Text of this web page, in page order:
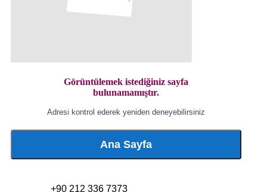
Görüntülemek istediğiniz sayfa
bulunamamıştır.
Adresi kontrol ederek yeniden deneyebilirsiniz
Ana Sayfa
+90 212 336 7373